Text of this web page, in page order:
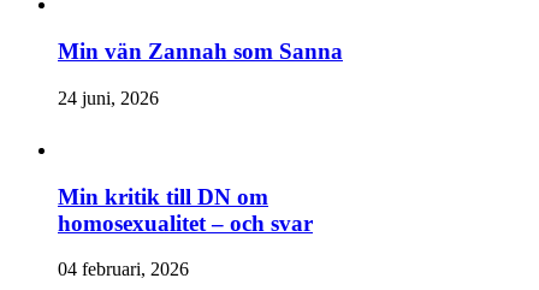
Min vän Zannah som Sanna
24 juni, 2026
Min kritik till DN om
homosexualitet – och svar
04 februari, 2026